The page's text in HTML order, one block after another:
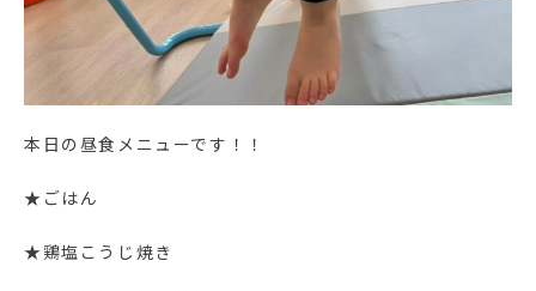
本日の昼食メニューです！！
★ごはん
★鶏塩こうじ焼き